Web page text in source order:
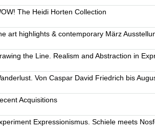
The Heidi Horten Collection
art highlights & contemporary März
the Line. Realism and Abstraction in
Von Caspar David Friedrich bis
Acquisitions
Expressionismus. Schiele meets